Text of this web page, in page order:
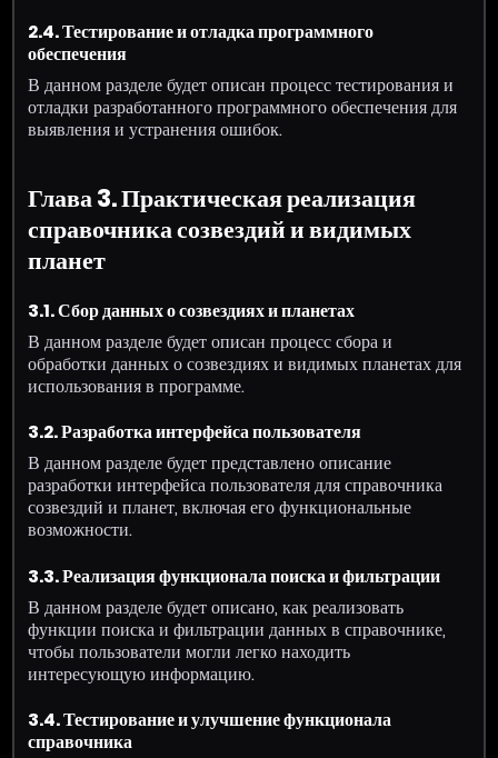
2.4. Тестирование и отладка программного
обеспечения
В данном разделе будет описан процесс тестирования и
отладки разработанного программного обеспечения для
выявления и устранения ошибок.
Глава 3. Практическая реализация
справочника созвездий и видимых
планет
3.1. Сбор данных о созвездиях и планетах
В данном разделе будет описан процесс сбора и
обработки данных о созвездиях и видимых планетах для
использования в программе.
3.2. Разработка интерфейса пользователя
В данном разделе будет представлено описание
разработки интерфейса пользователя для справочника
созвездий и планет, включая его функциональные
возможности.
3.3. Реализация функционала поиска и фильтрации
В данном разделе будет описано, как реализовать
функции поиска и фильтрации данных в справочнике,
чтобы пользователи могли легко находить
интересующую информацию.
3.4. Тестирование и улучшение функционала
справочника